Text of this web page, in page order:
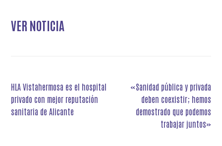
VER NOTICIA
Navegación
de
entradas
HLA Vistahermosa es el hospital
privado con mejor reputación
sanitaria de Alicante
«Sanidad pública y privada
deben coexistir; hemos
demostrado que podemos
trabajar juntos»